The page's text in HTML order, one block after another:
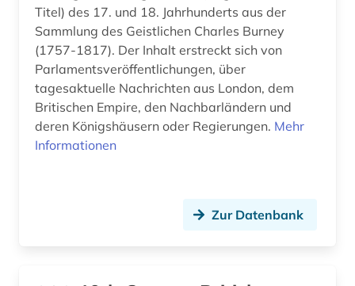
französisch (2)
friesland (1)
färöer (1)
führungskraft (1)
Titel) des 17. und 18. Jahrhunderts aus der
Sammlung des Geistlichen Charles Burney
(1757-1817). Der Inhalt erstreckt sich von
Parlamentsveröffentlichungen, über
tagesaktuelle Nachrichten aus London, dem
Britischen Empire, den Nachbarländern und
deren Königshäusern oder Regierungen. Mehr
Informationen
Zur Datenbank